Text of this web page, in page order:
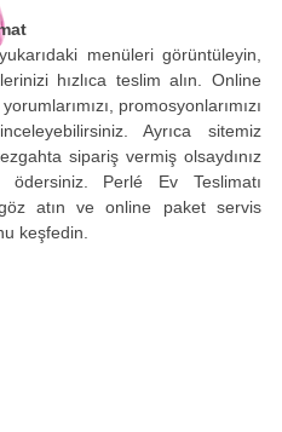
menüleri görüntüleyin,
hızlıca teslim alın. Online
promosyonlarımızı
Ayrıca sitemiz
sipariş vermiş olsaydınız
ödersiniz. Perlé Ev Teslimatı
atın ve online paket servis
keşfedin.